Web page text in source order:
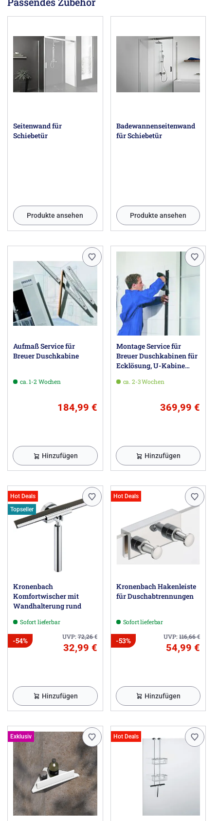
Seitenwand für
Schiebetür
Produkte ansehen
Badewannenseitenwand
für Schiebetür
Produkte ansehen
Aufmaß Service für
Breuer Duschkabine
ca. 1-2 Wochen
184,99 €
Hinzufügen
Montage Service für
Breuer Duschkabinen für
Ecklösung, U-Kabine
ca. 2-3 Wochen
369,99 €
Hinzufügen
Hot Deals
Topseller
Kronenbach
Komfortwischer mit
Wandhalterung rund
Sofort lieferbar
UVP:72,26€
-54%
32,99 €
Hinzufügen
Hot Deals
Kronenbach Hakenleiste
für Duschabtrennungen
Sofort lieferbar
UVP:116,66€
-53%
54,99 €
Hinzufügen
Exklusiv Hot Deals